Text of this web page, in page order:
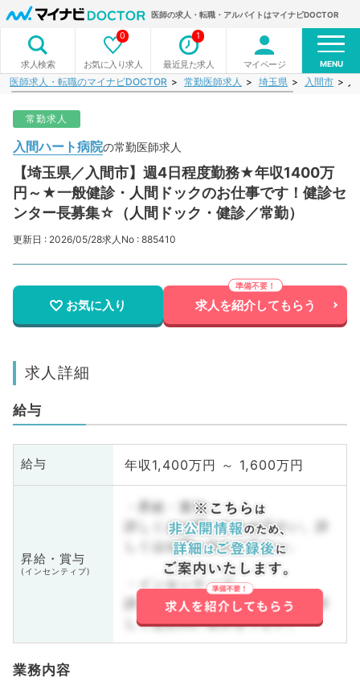
医師の求人・転職・アルバイトはマイナビDOCTOR
求人検索 お気に入り求人
0
最近見た求人
1
マイページ MENU
医師求人・転職のマイナビDOCTOR 常勤医師求人 埼玉県 入間市
常勤求人
入間ハート病院の常勤医師求人
【埼玉県／入間市】週4日程度勤務★年収1400万
円～★一般健診・人間ドックのお仕事です！健診セ
ンター長募集☆（人間ドック・健診／常勤）
更新日 : 2026/05/28求人No : 885410
お気に入り 求人を紹介してもらう
求人詳細
給与
給与 年収1,400万円 ～ 1,600万円
昇給・賞与
(インセンティブ)
・昇給・賞与
詳しくはお問い合わせ下さい。詳
しくはお問い合わせ下さい。
・インセンティブ
詳しくはお問い合わせ下さい。詳
しくはお問い合わせ下さい。
業務内容